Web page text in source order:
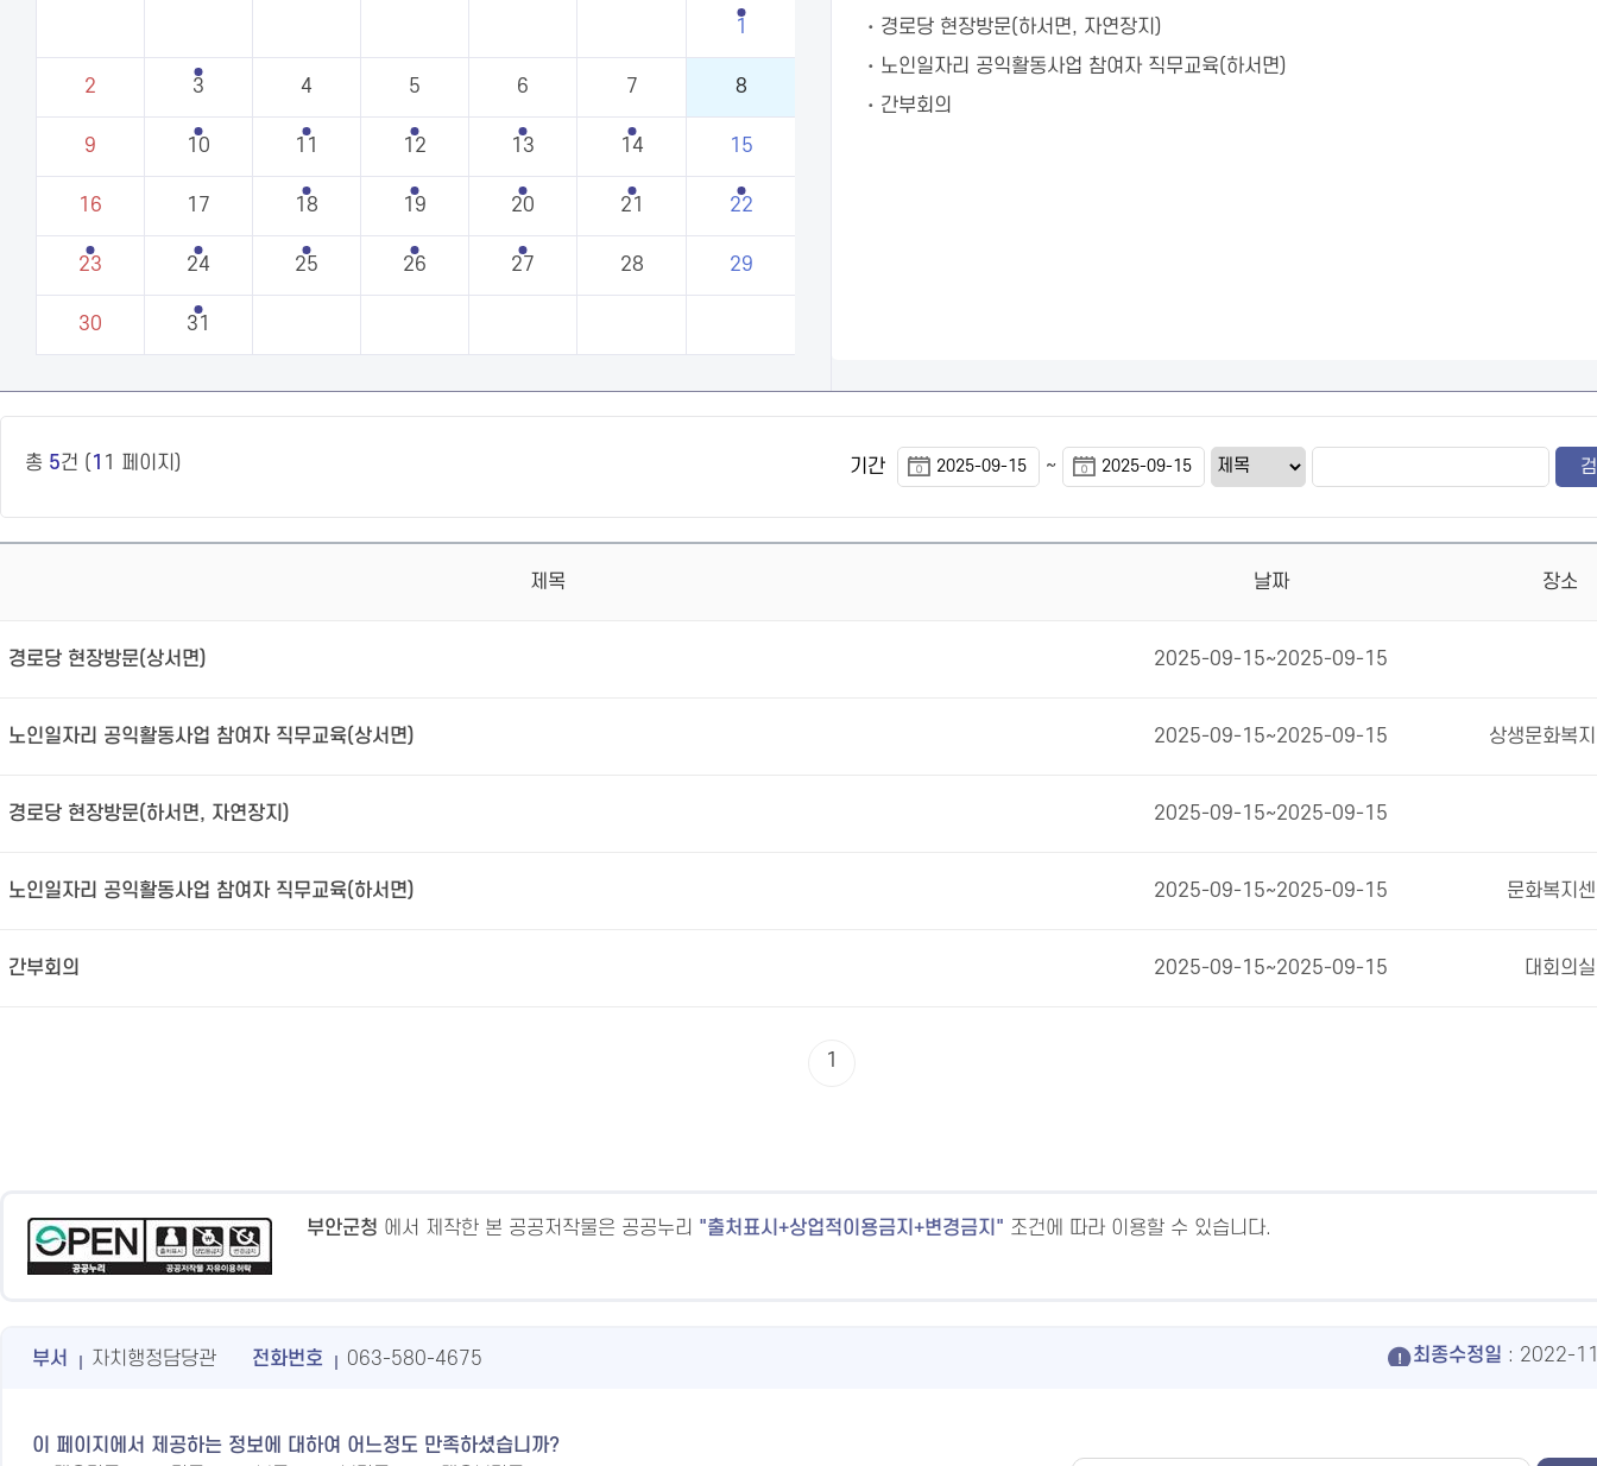
1
2 3 4 5 6 7 8
9 10 11 12 13 14 15
16 17 18 19 20 21 22
23 24 25 26 27 28 29
30 31
경로당 현장방문(하서면, 자연장지)
노인일자리 공익활동사업 참여자 직무교육(하서면)
간부회의
총 5건 ( 1 1 페이지) 기간 ~
제목 날짜 장소
경로당 현장방문(상서면) 2025-09-15~2025-09-15
노인일자리 공익활동사업 참여자 직무교육(상서면) 2025-09-15~2025-09-15 상생문화복
경로당 현장방문(하서면, 자연장지) 2025-09-15~2025-09-15
노인일자리 공익활동사업 참여자 직무교육(하서면) 2025-09-15~2025-09-15 문화복지
간부회의 2025-09-15~2025-09-15 대회의실
1
부안군청 에서 제작한 본 공공저작물은 공공누리 출처표시+상업적이용금지+변경금지 조건에 따라 이용할 수 있습니다.
부서 자치행정담당관 전화번호 063-580-4675 최종수정일 : 2022-
이 페이지에서 제공하는 정보에 대하여 어느정도 만족하셨습니까?